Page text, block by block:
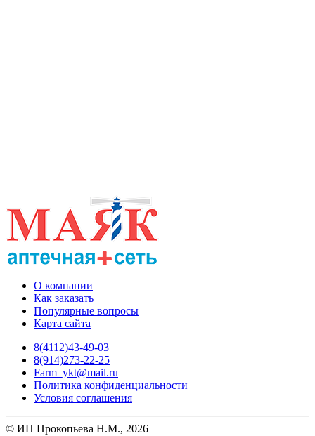
О компании
Как заказать
Популярные вопросы
Карта сайта
8(4112)43-49-03
8(914)273-22-25
Farm_ykt@mail.ru
Политика конфиденциальности
Условия соглашения
© ИП Прокопьева Н.М., 2026